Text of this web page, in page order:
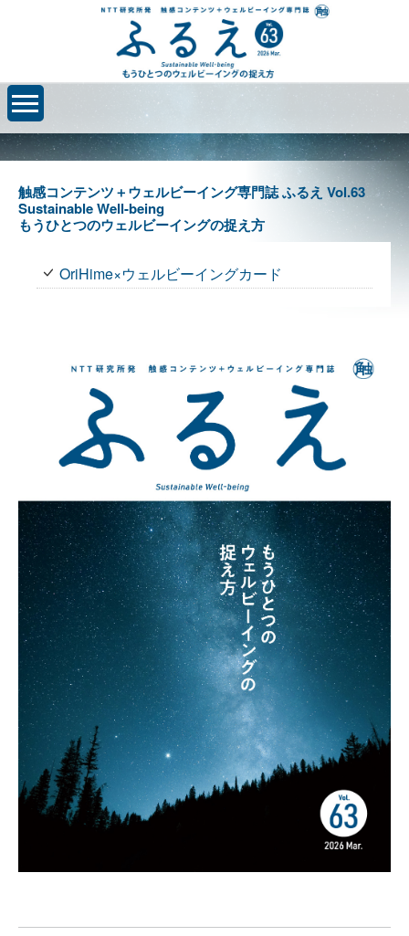
触感コンテンツ＋ウェルビーイング専門誌 ふるえ Vol.63
Sustainable Well-being
もうひとつのウェルビーイングの捉え方
OriHime×ウェルビーイングカード